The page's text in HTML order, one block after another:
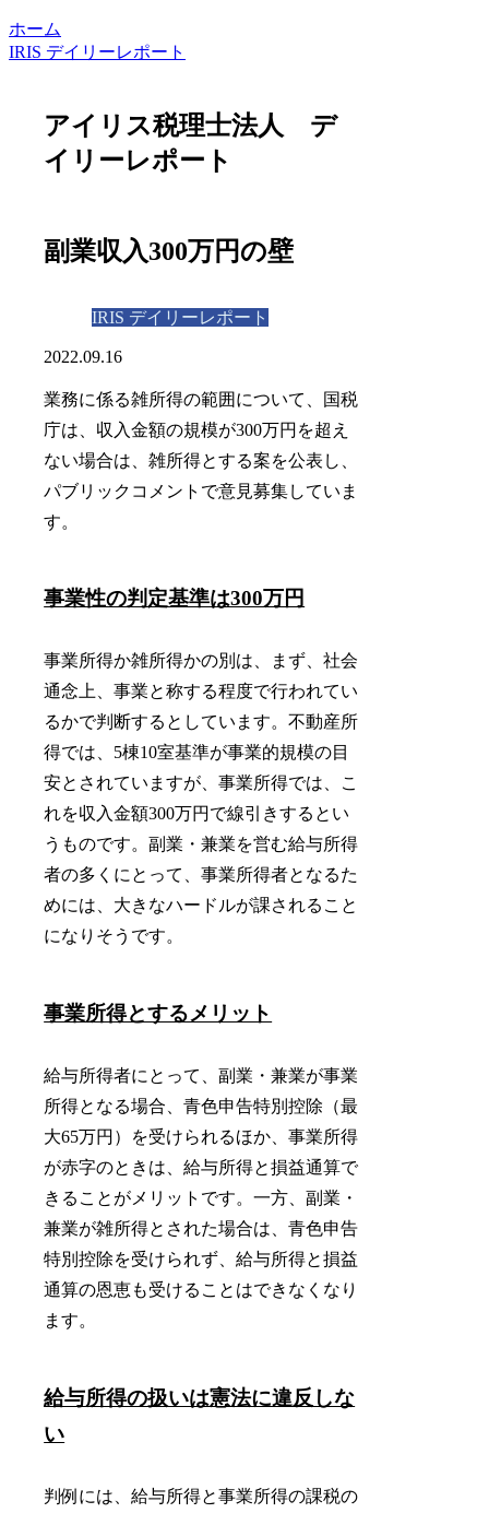
ホーム
IRIS デイリーレポート
アイリス税理士法人 デ
イリーレポート
副業収入300万円の壁
IRIS デイリーレポート
2022.09.16
業務に係る雑所得の範囲について、国税
庁は、収入金額の規模が300万円を超え
ない場合は、雑所得とする案を公表し、
パブリックコメントで意見募集していま
す。
事業性の判定基準は300万円
事業所得か雑所得かの別は、まず、社会
通念上、事業と称する程度で行われてい
るかで判断するとしています。不動産所
得では、5棟10室基準が事業的規模の目
安とされていますが、事業所得では、こ
れを収入金額300万円で線引きするとい
うものです。副業・兼業を営む給与所得
者の多くにとって、事業所得者となるた
めには、大きなハードルが課されること
になりそうです。
事業所得とするメリット
給与所得者にとって、副業・兼業が事業
所得となる場合、青色申告特別控除（最
大65万円）を受けられるほか、事業所得
が赤字のときは、給与所得と損益通算で
きることがメリットです。一方、副業・
兼業が雑所得とされた場合は、青色申告
特別控除を受けられず、給与所得と損益
通算の恩恵も受けることはできなくなり
ます。
給与所得の扱いは憲法に違反しな
い
判例には、給与所得と事業所得の課税の